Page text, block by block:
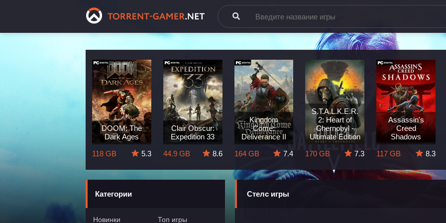
DOOM: The
Dark Ages
118 GB
5.3
Clair Obscur:
Expedition 33
44.9 GB
8.6
Kingdom
Come:
Deliverance II
164 GB
7.4
S.T.A.L.K.E.R.
2: Heart of
Chernobyl -
Ultimate Edition
170 GB
7.3
Assassin's
Creed
Shadows
117 GB
8.3
Категории
Новинки
Топ игры
Стелс игры